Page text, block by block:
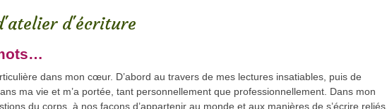
d'écriture
dans mon cœur. D’abord au travers de mes lectures insatiables, puis de
ma vie et m’a portée, tant personnellement que professionnellement. Dans mon
du corps, à nos façons d’appartenir au monde et aux manières de s’écrire reliés.